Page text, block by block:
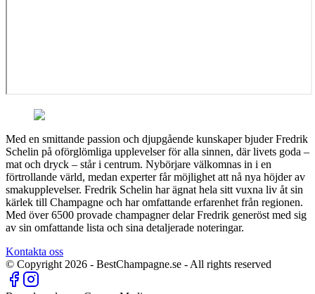
Med en smittande passion och djupgående kunskaper bjuder Fredrik
Schelin på oförglömliga upplevelser för alla sinnen, där livets goda –
mat och dryck – står i centrum. Nybörjare välkomnas in i en
förtrollande värld, medan experter får möjlighet att nå nya höjder av
smakupplevelser. Fredrik Schelin har ägnat hela sitt vuxna liv åt sin
kärlek till Champagne och har omfattande erfarenhet från regionen.
Med över 6500 provade champagner delar Fredrik generöst med sig
av sin omfattande lista och sina detaljerade noteringar.
Kontakta oss
© Copyright 2026 - BestChampagne.se - All rights reserved